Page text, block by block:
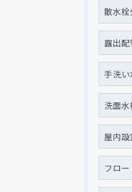
散水栓
露出配
手洗い
洗面水
屋内設
フロー